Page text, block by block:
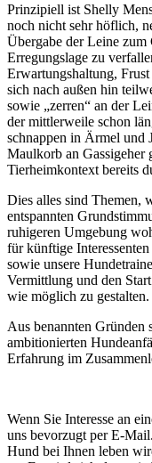
Prinzipiell ist Shelly
noch nicht sehr höflich,
Übergabe der Leine zum
Erregungslage zu
Erwartungshaltung,
sich nach außen hin
sowie „zerren“ an der
der mittlerweile schon
schnappen in Ärmel und
Maulkorb an
Tierheimkontext bereits
Dies alles sind Themen,
entspannten
ruhigeren Umgebung
für künftige
sowie unsere
Vermittlung und den
wie möglich zu gestalten.
Aus benannten Gründen
ambitionierten
Erfahrung im
Wenn Sie Interesse an
uns bevorzugt per E-
Hund bei Ihnen leben